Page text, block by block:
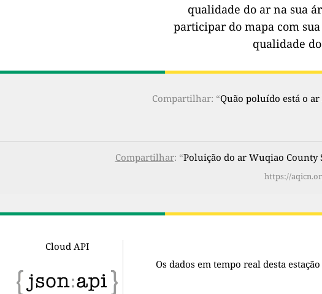
qualidade do ar na sua
participar do mapa com
qualidade
Compartilhar: “Quão poluído está o
Compartilhar: “Poluição do ar Wuqiao County
https://
Cloud API
Os dados em tempo real desta